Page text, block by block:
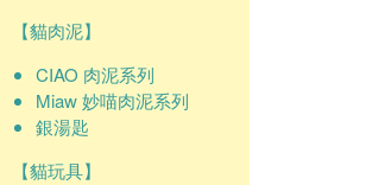
【貓肉泥】
CIAO 肉泥系列
Miaw 妙喵肉泥系列
銀湯匙
【貓玩具】